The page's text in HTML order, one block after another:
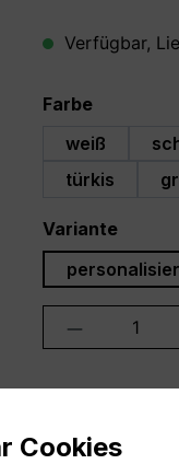
Verfügbar,
Farbeauswählen
weiß
türkis
Variante
Produkt
Cookies